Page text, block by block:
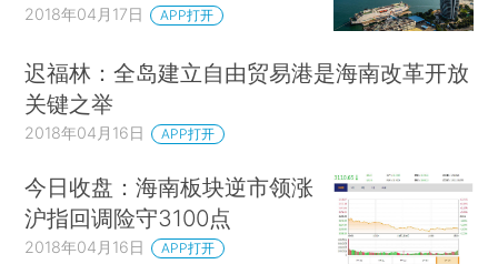
2018年04月17日 APP打开
迟福林：全岛建立自由贸易港是海南改革开放
关键之举
2018年04月16日 APP打开
今日收盘：海南板块逆市领涨
沪指回调险守3100点
2018年04月16日 APP打开